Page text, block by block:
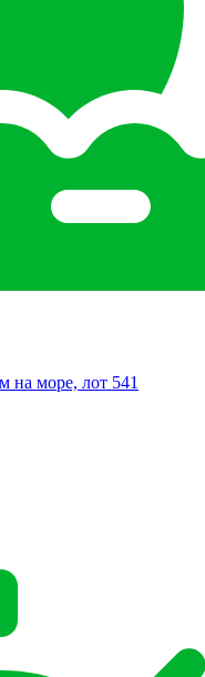
на море, лот 541